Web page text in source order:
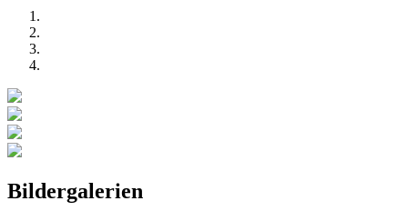
Bildergalerien